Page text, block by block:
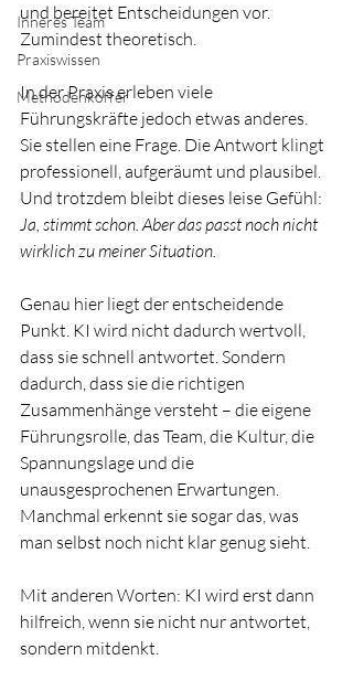
Inneres Team
Praxiswissen
Methodenkoffer
und bereitet Entscheidungen vor.
Zumindest theoretisch.
In der Praxis erleben viele
Führungskräfte jedoch etwas anderes.
Sie stellen eine Frage. Die Antwort klingt
professionell, aufgeräumt und plausibel.
Und trotzdem bleibt dieses leise Gefühl:
Ja, stimmt schon. Aber das passt noch nicht
wirklich zu meiner Situation.
Genau hier liegt der entscheidende
Punkt. KI wird nicht dadurch wertvoll,
dass sie schnell antwortet. Sondern
dadurch, dass sie die richtigen
Zusammenhänge versteht – die eigene
Führungsrolle, das Team, die Kultur, die
Spannungslage und die
unausgesprochenen Erwartungen.
Manchmal erkennt sie sogar das, was
man selbst noch nicht klar genug sieht.
Mit anderen Worten: KI wird erst dann
hilfreich, wenn sie nicht nur antwortet,
sondern mitdenkt.